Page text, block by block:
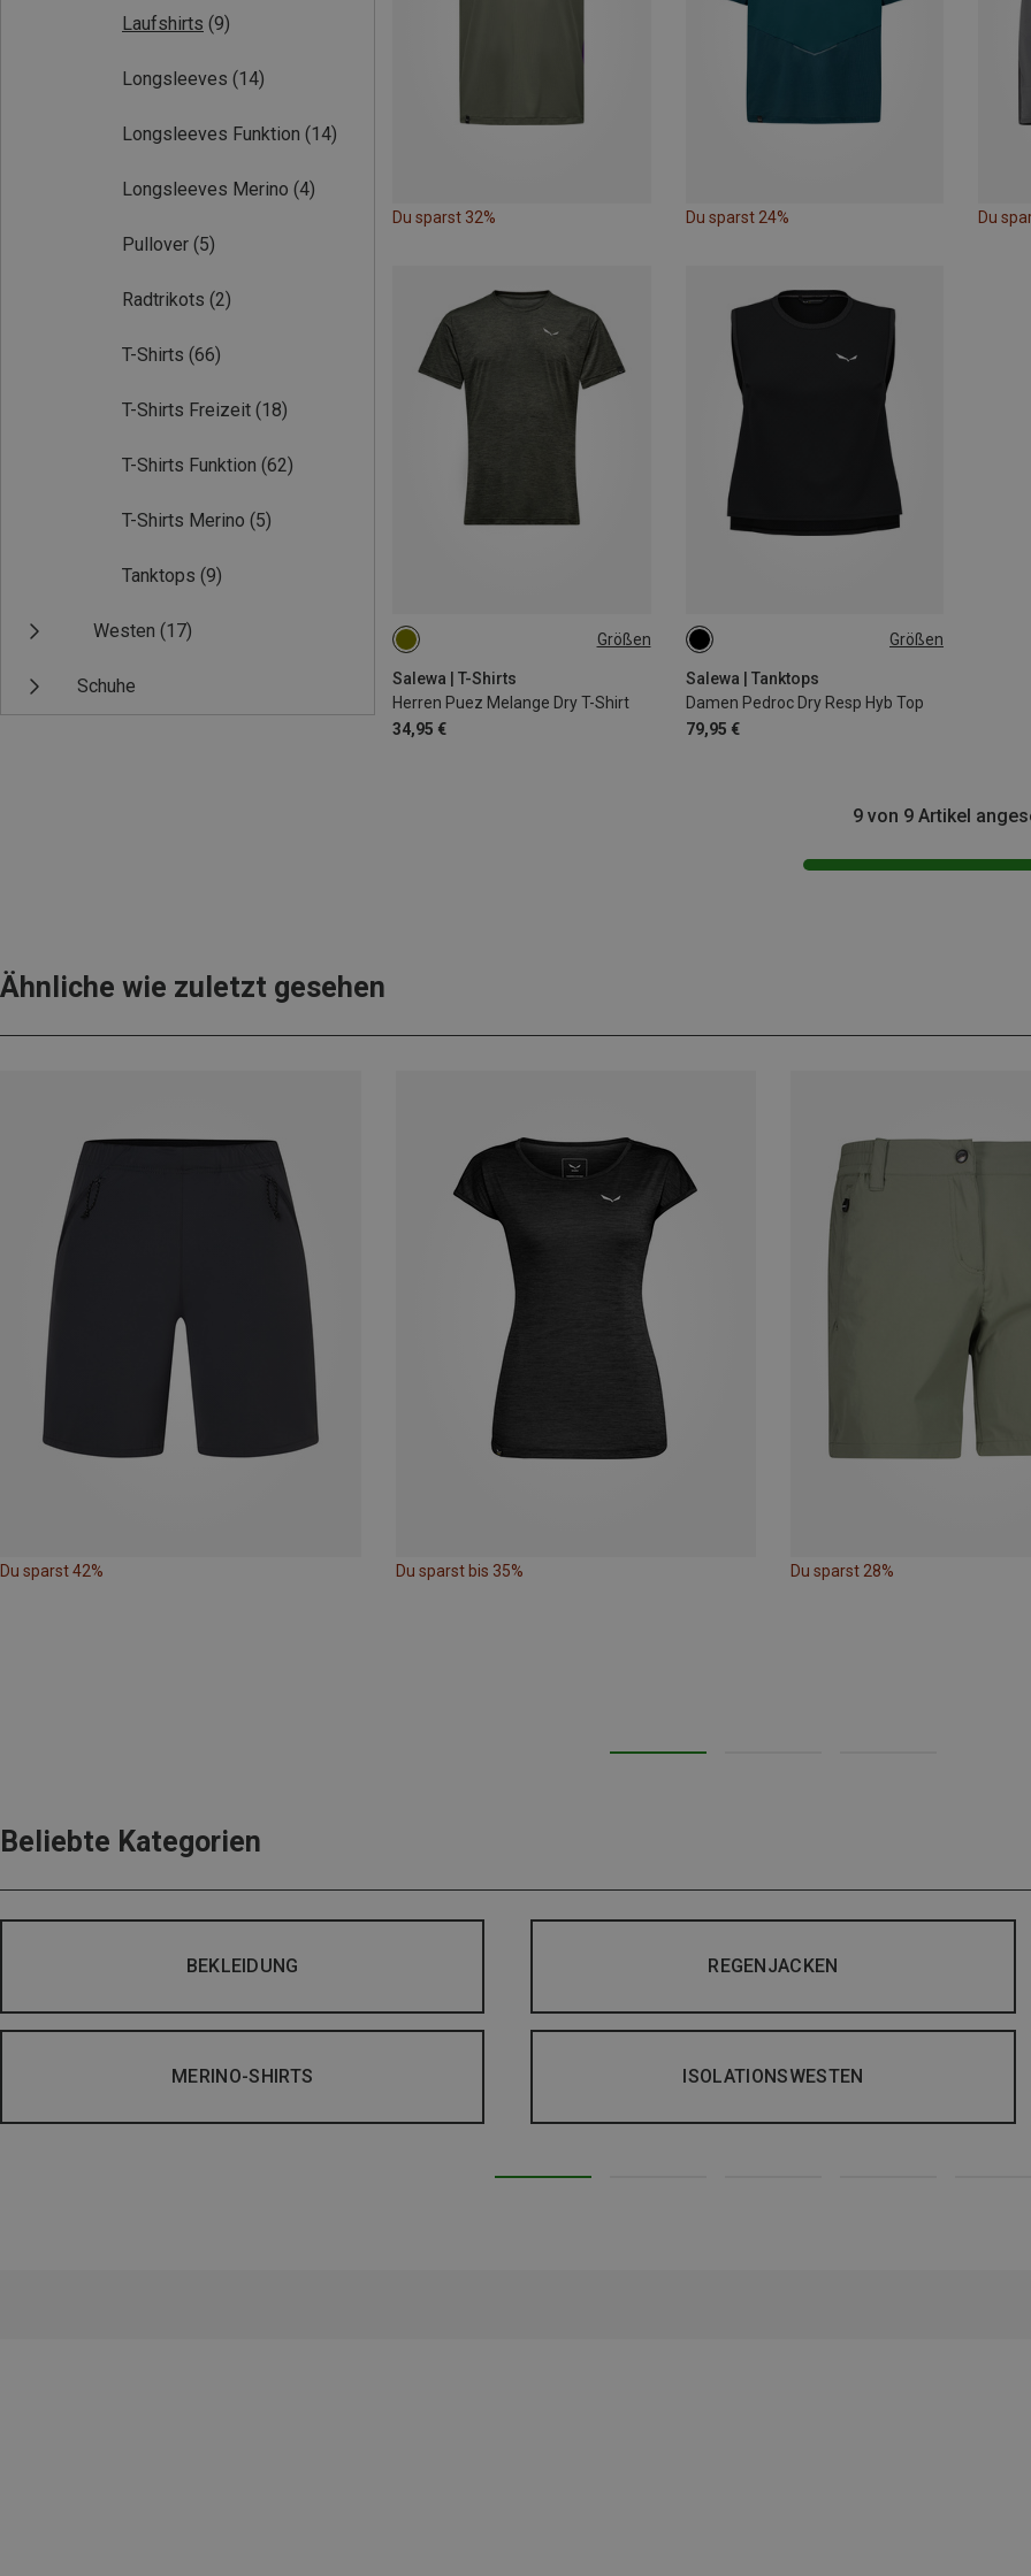
Laufshirts (9)
Longsleeves (14)
Longsleeves Funktion (14)
Longsleeves Merino (4)
Pullover (5)
Radtrikots (2)
T-Shirts (66)
T-Shirts Freizeit (18)
T-Shirts Funktion (62)
T-Shirts Merino (5)
Tanktops (9)
Westen (17)
Schuhe
Du sparst 32% Du sparst 24% Du
Größen
Salewa | T-Shirts
Herren Puez Melange Dry T-Shirt
34,95 €
XL Größen
Salewa | Tanktops
Damen Pedroc Dry Resp Hyb Top
79,95 €
L|M
9 von 9 Artikel
Ähnliche wie zuletzt gesehen
Du sparst 42% Du sparst bis 35% Du sparst 28%
Beliebte Kategorien
BEKLEIDUNG REGENJACKEN
MERINO-SHIRTS ISOLATIONSWESTEN